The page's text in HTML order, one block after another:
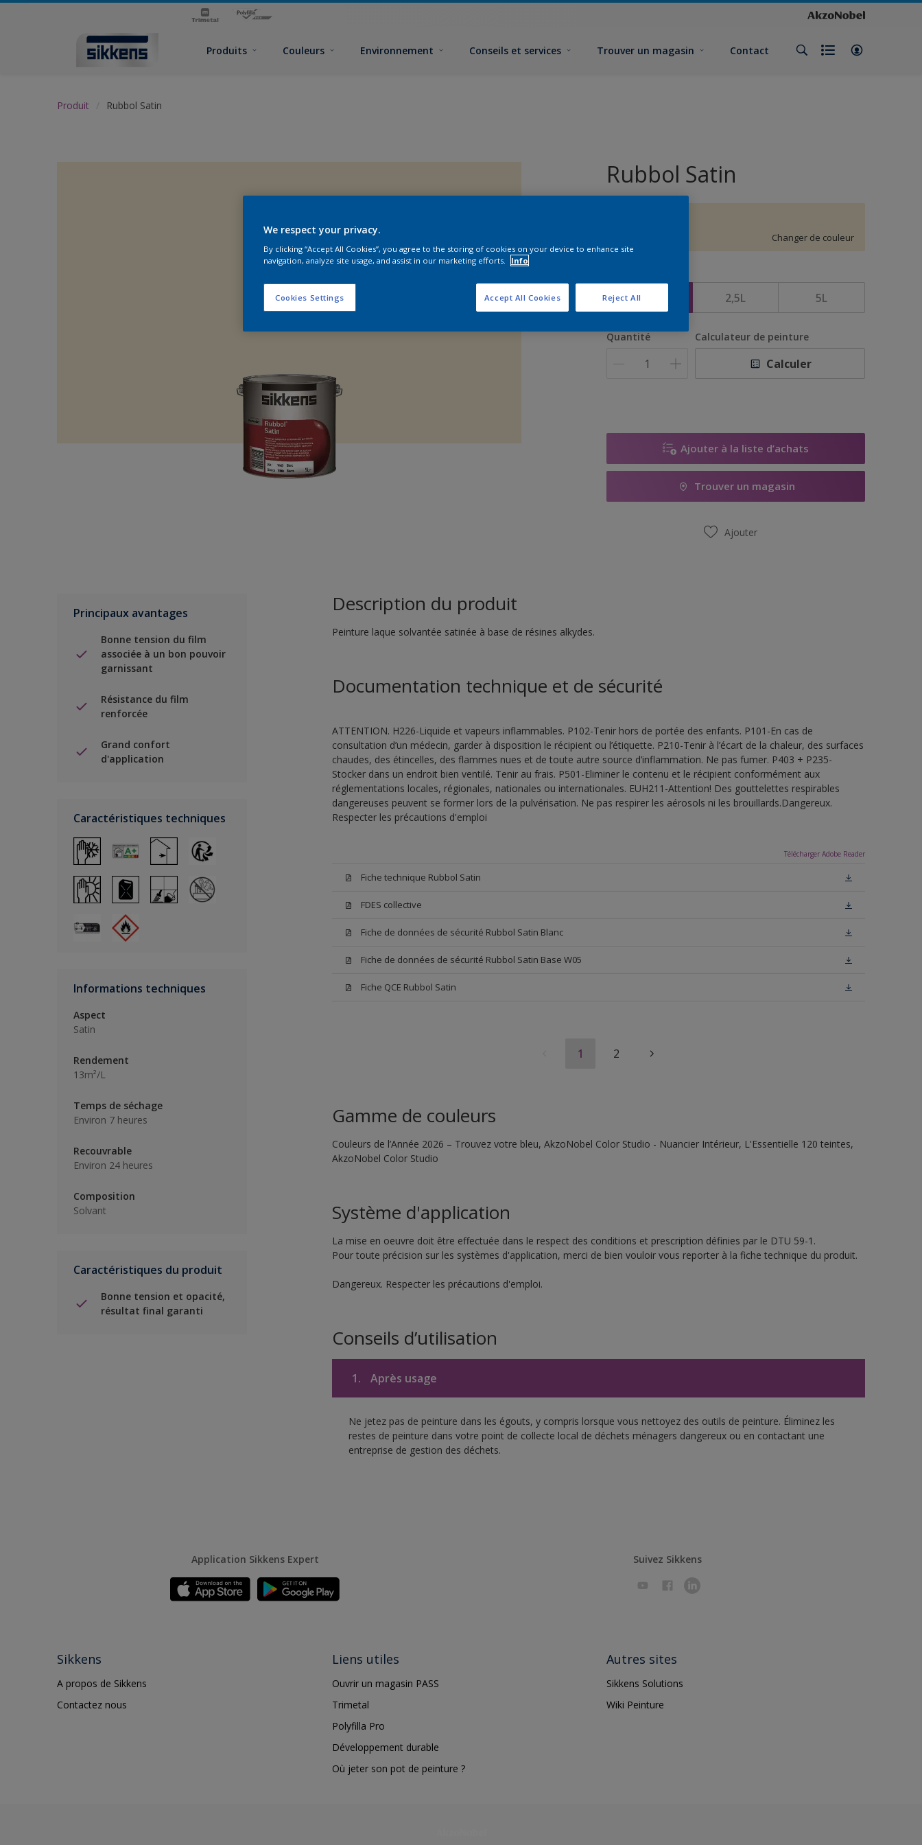
Produits Couleurs Environnement Conseils et services Trouver un magasin Contact
Produit Rubbol Satin
Rubbol Satin
Changer de couleur
2,5L 5L
Quantité Calculateur de peinture
Calculer
Ajouter à la liste d’achats
Trouver un magasin
Ajouter
Principaux avantages
Bonne tension du film
associée à un bon pouvoir
garnissant
Résistance du film
renforcée
Grand confort
d'application
Caractéristiques techniques
Informations techniques
Aspect
Satin
Rendement
13m²/L
Temps de séchage
Environ 7 heures
Recouvrable
Environ 24 heures
Composition
Solvant
Caractéristiques du produit
Bonne tension et opacité,
résultat final garanti
Description du produit
Peinture laque solvantée satinée à base de résines alkydes.
Documentation technique et de sécurité
ATTENTION. H226-Liquide et vapeurs inflammables. P102-Tenir hors de portée des enfants. P101-En cas de
consultation d’un médecin, garder à disposition le récipient ou l’étiquette. P210-Tenir à l’écart de la chaleur, des surfaces
chaudes, des étincelles, des flammes nues et de toute autre source d’inflammation. Ne pas fumer. P403 + P235-
Stocker dans un endroit bien ventilé. Tenir au frais. P501-Eliminer le contenu et le récipient conformément aux
réglementations locales, régionales, nationales ou internationales. EUH211-Attention! Des gouttelettes respirables
dangereuses peuvent se former lors de la pulvérisation. Ne pas respirer les aérosols ni les brouillards.Dangereux.
Respecter les précautions d'emploi
Télécharger Adobe Reader
Fiche technique Rubbol Satin
FDES collective
Fiche de données de sécurité Rubbol Satin Blanc
Fiche de données de sécurité Rubbol Satin Base W05
Fiche QCE Rubbol Satin
1 2
Gamme de couleurs
Couleurs de l’Année 2026 – Trouvez votre bleu, AkzoNobel Color Studio - Nuancier Intérieur, L'Essentielle 120 teintes,
AkzoNobel Color Studio
Système d'application
La mise en oeuvre doit être effectuée dans le respect des conditions et prescription définies par le DTU 59-1.
Pour toute précision sur les systèmes d'application, merci de bien vouloir vous reporter à la fiche technique du produit.
Dangereux. Respecter les précautions d'emploi.
Conseils d’utilisation
1. Après usage
Ne jetez pas de peinture dans les égouts, y compris lorsque vous nettoyez des outils de peinture. Éliminez les
restes de peinture dans votre point de collecte local de déchets ménagers dangereux ou en contactant une
entreprise de gestion des déchets.
Application Sikkens Expert Suivez Sikkens
Sikkens
A propos de Sikkens
Contactez nous
Liens utiles
Ouvrir un magasin PASS
Trimetal
Polyfilla Pro
Développement durable
Où jeter son pot de peinture ?
Autres sites
Sikkens Solutions
Wiki Peinture
We respect your privacy.
By clicking “Accept All Cookies”, you agree to the storing of cookies on your device to enhance site
navigation, analyze site usage, and assist in our marketing efforts.
Info
Cookies Settings Reject All
Accept All Cookies